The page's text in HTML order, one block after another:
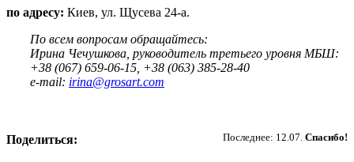
по адресу: Киев, ул. Щусева 24-а.
По всем вопросам обращайтесь:
Ирина Чечушкова, руководитель третьего уровня МБШ:
+38 (067) 659-06-15, +38 (063) 385-28-40
e-mail: irina@grosart.com
Последнее: 12.07. Спасибо!
Поделиться: